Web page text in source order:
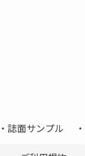
誌面サンプル